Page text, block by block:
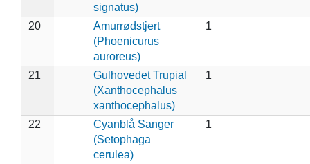
signatus)
20
Amurrødstjert
(Phoenicurus
auroreus)
1
21
Gulhovedet Trupial
(Xanthocephalus
xanthocephalus)
1
22
Cyanblå Sanger
(Setophaga
cerulea)
1